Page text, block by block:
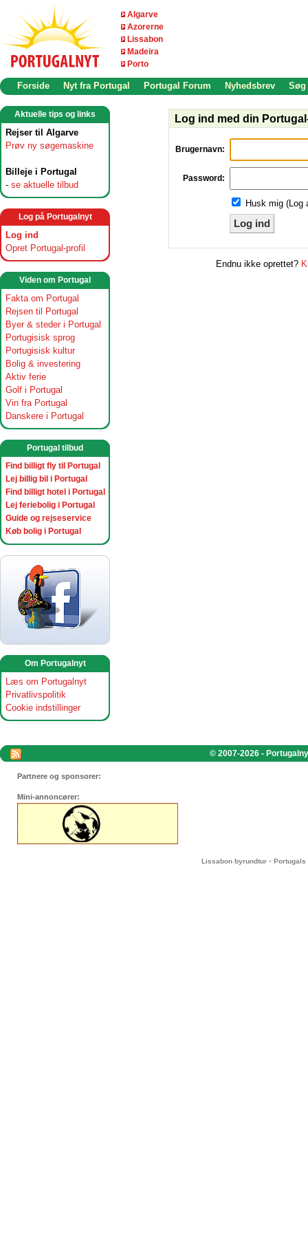
Algarve
Azorerne
Lissabon
Madeira
Porto
Forside Nyt fra Portugal Portugal Forum Nyhedsbrev Søg
Aktuelle tips og links
Rejser til Algarve
Prøv ny søgemaskine
Billeje i Portugal
- se aktuelle tilbud
Log på Portugalnyt
Log ind
Opret Portugal-profil
Viden om Portugal
Fakta om Portugal
Rejsen til Portugal
Byer & steder i Portugal
Portugisisk sprog
Portugisisk kultur
Bolig & investering
Aktiv ferie
Golf i Portugal
Vin fra Portugal
Danskere i Portugal
Portugal tilbud
Find billigt fly til Portugal
Lej billig bil i Portugal
Find billigt hotel i Portugal
Lej feriebolig i Portugal
Guide og rejseservice
Køb bolig i Portugal
Om Portugalnyt
Læs om Portugalnyt
Privatlivspolitik
Cookie indstillinger
Log ind med din
Brugernavn:
Password:
Husk mig (Log
Log ind
Endnu ikke oprettet?
© 2007-2026 -
Partnere og sponsorer:
Mini-annoncører:
Lissabon byrundtur - Portugals